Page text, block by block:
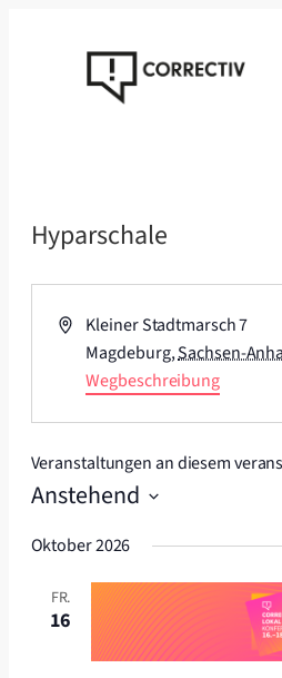
Hyparschale
AdresseKleiner Stadtmarsch 7
Magdeburg,Sachsen-
Wegbeschreibung
Veranstaltungen an diesem
Anstehend
wählen.
Oktober 2026
FR.
16